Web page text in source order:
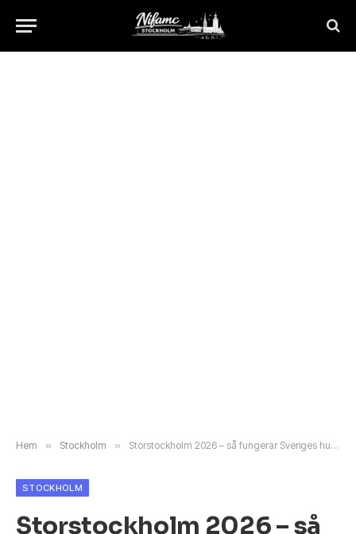
Hem » Stockholm » Storstockholm 2026 – så fungerar Sveriges huvudstadsregion
STOCKHOLM
Storstockholm 2026 – så